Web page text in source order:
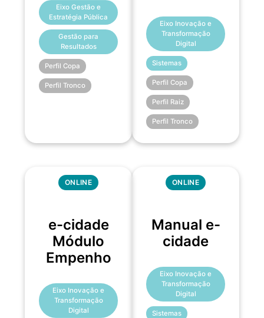
Eixo Gestão e
Estratégia Pública
Gestão para
Resultados
Perfil Copa
Perfil Tronco
Eixo Inovação e
Transformação
Digital
Sistemas
Perfil Copa
Perfil Raiz
Perfil Tronco
ONLINE
e-cidade
Módulo
Empenho
Eixo Inovação e
Transformação
Digital
ONLINE
Manual e-
cidade
Eixo Inovação e
Transformação
Digital
Sistemas